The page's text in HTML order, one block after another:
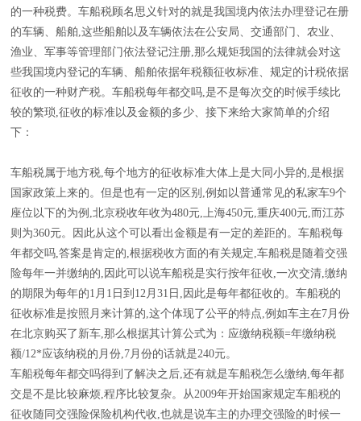
的一种税费。车船税顾名思义针对的就是我国境内依法办理登记在册
的车辆、船舶,这些船舶以及车辆依法在公安局、交通部门、农业、
渔业、军事等管理部门依法登记注册,那么规矩我国的法律就会对这
些我国境内登记的车辆、船舶依据年税额征收标准、规定的计税依据
征收的一种财产税。车船税每年都交吗,是不是每次交的时候手续比
较的繁琐,征收的标准以及金额的多少、接下来给大家简单的介绍
下：
车船税属于地方税,每个地方的征收标准大体上是大同小异的,是根据
国家政策上来的。但是也有一定的区别,例如以普通常见的私家车9个
座位以下的为例,北京税收年收为480元,上海450元,重庆400元,而江苏
则为360元。因此从这个可以看出金额是有一定的差距的。车船税每
年都交吗,答案是肯定的,根据税收方面的有关规定,车船税是随着交强
险每年一并缴纳的,因此可以说车船税是实行按年征收,一次交清,缴纳
的期限为每年的1月1日到12月31日,因此是每年都征收的。车船税的
征收标准是按照月来计算的,这个体现了公平的特点,例如车主在7月份
在北京购买了新车,那么根据其计算公式为：应缴纳税额=年缴纳税
额/12*应该纳税的月份,7月份的话就是240元。
车船税每年都交吗得到了解决之后,还有就是车船税怎么缴纳,每年都
交是不是比较麻烦,程序比较复杂。从2009年开始国家规定车船税的
征收随同交强险保险机构代收,也就是说车主的办理交强险的时候一